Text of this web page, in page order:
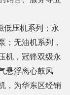
压机系列；永
；无油机系列，
机，冠锋双级永
悬浮离心鼓风
，为华东区经销